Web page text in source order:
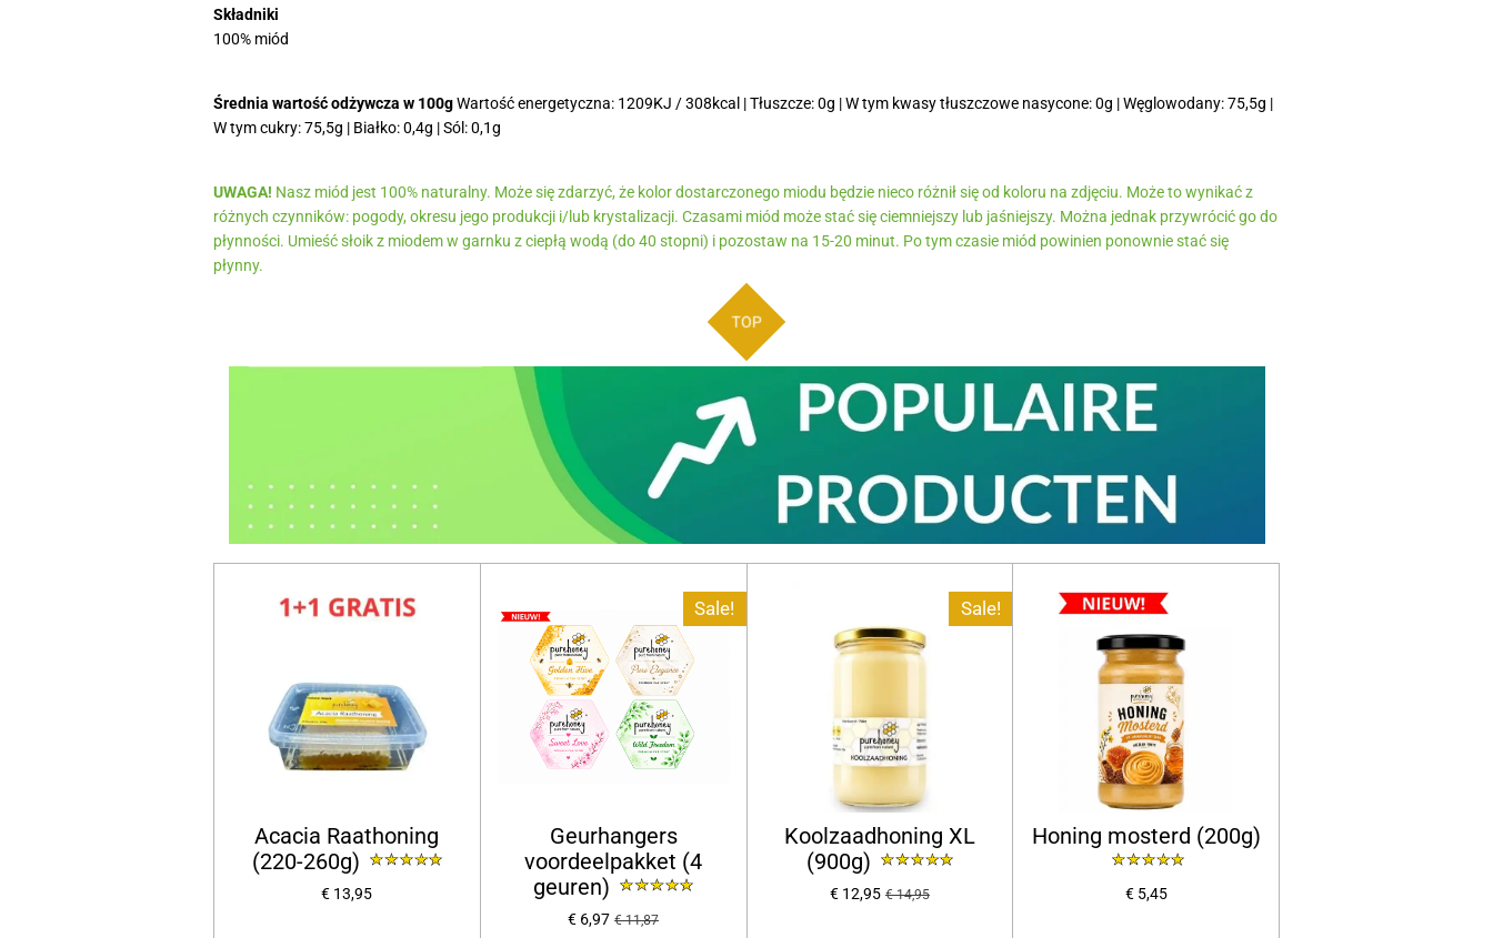
Składniki
100% miód
Średnia wartość odżywcza w 100gWartość energetyczna: 1209KJ / 308kcal | Tłuszcze: 0g | W tym kwasy tłuszczowe nasycone: 0g | Węglowodany: 75,5g |
W tym cukry: 75,5g | Białko: 0,4g | Sól: 0,1g
UWAGA! Nasz miód jest 100% naturalny. Może się zdarzyć, że kolor dostarczonego miodu będzie nieco różnił się od koloru na zdjęciu. Może to wynikać z
różnych czynników: pogody, okresu jego produkcji i/lub krystalizacji. Czasami miód może stać się ciemniejszy lub jaśniejszy. Można jednak przywrócić go do
płynności. Umieść słoik z miodem w garnku z ciepłą wodą (do 40 stopni) i pozostaw na 15-20 minut. Po tym czasie miód powinien ponownie stać się
płynny.
TOP
Acacia Raathoning
(220-260g)
€ 13,95
Sale!
Geurhangers
voordeelpakket (4
geuren)
€ 6,97 € 11,87
Sale!
Koolzaadhoning XL
(900g)
€ 12,95 € 14,95
Honing mosterd (200g)
€ 5,45